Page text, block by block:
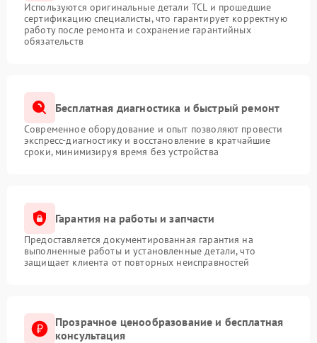
Используются оригинальные детали TCL и прошедшие
сертификацию специалисты, что гарантирует корректную
работу после ремонта и сохранение гарантийных
обязательств
Бесплатная диагностика и быстрый ремонт
Современное оборудование и опыт позволяют провести
экспресс-диагностику и восстановление в кратчайшие
сроки, минимизируя время без устройства
Гарантия на работы и запчасти
Предоставляется документированная гарантия на
выполненные работы и установленные детали, что
защищает клиента от повторных неисправностей
Прозрачное ценообразование и бесплатная
консультация